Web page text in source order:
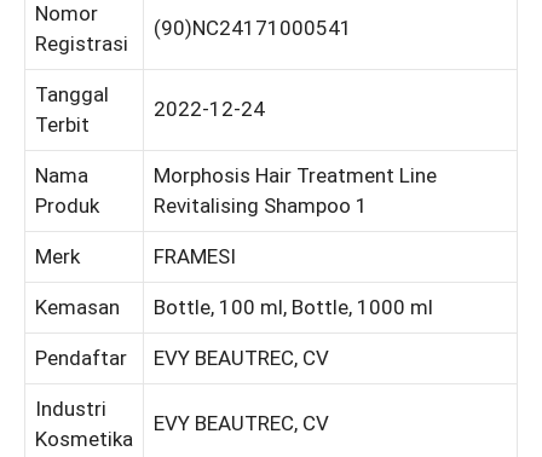
Nomor
Registrasi
(90)NC24171000541
Tanggal
Terbit
2022-12-24
Nama
Produk
Morphosis Hair Treatment Line
Revitalising Shampoo 1
Merk FRAMESI
Kemasan Bottle, 100 ml, Bottle, 1000 ml
Pendaftar EVY BEAUTREC, CV
Industri
Kosmetika
EVY BEAUTREC, CV